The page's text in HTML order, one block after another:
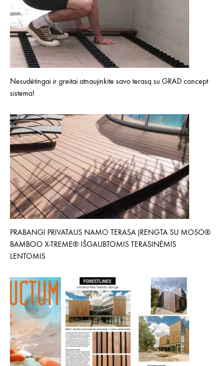
Nesudėtingai ir greitai atnaujinkite savo terasą su GRAD concept
sistema!
PRABANGI PRIVATAUS NAMO TERASA ĮRENGTA SU MOSO®
BAMBOO X-TREME® IŠGAUBTOMIS TERASINĖMIS
LENTOMIS